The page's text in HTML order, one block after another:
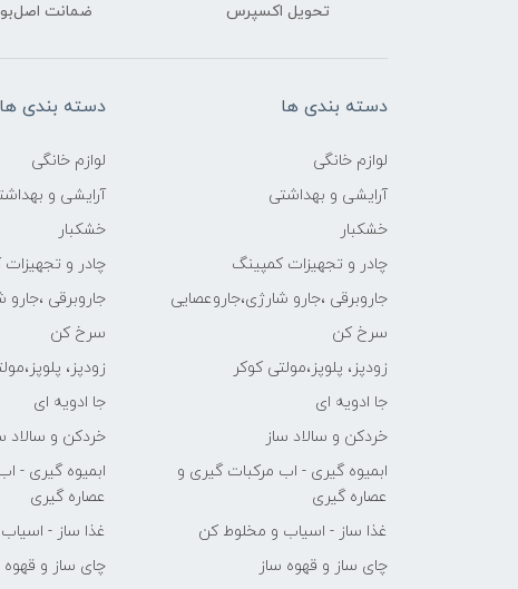
تحویل اکسپرس ضمانت
دسته بندی ها
لوازم خانگی
آرایشی و بهداشتی
خشکبار
چادر و تجهیزات کمپینگ
جاروبرقی ،جارو شارژی،جاروعصایی
سرخ کن
زودپز، پلوپز،مولتی کوکر
جا ادویه ای
خردکن و سالاد ساز
ابمیوه گیری - اب مرکبات گیری و
عصاره گیری
غذا ساز - اسیاب و مخلوط کن
چای ساز و قهوه ساز
دسته بندی ها
لوازم خانگی
آرایشی و
خشکبار
چادر و
جاروبرقی
سرخ کن
زودپز،
جا ادویه ای
خردکن و سالاد
ابمیوه گیری -
عصاره گیری
غذا ساز -
چای ساز و قهوه